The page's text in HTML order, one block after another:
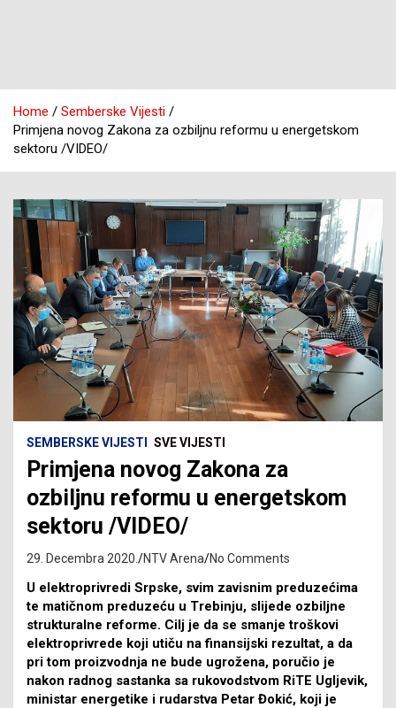
Home
Semberske Vijesti
Primjena novog Zakona za ozbiljnu reformu u energetskom
sektoru /VIDEO/
SEMBERSKE VIJESTI SVE VIJESTI
Primjena novog Zakona za
ozbiljnu reformu u energetskom
sektoru /VIDEO/
29. Decembra 2020. NTV Arena No Comments
U elektroprivredi Srpske, svim zavisnim preduzećima
te matičnom preduzeću u Trebinju, slijede ozbiljne
strukturalne reforme. Cilj je da se smanje troškovi
elektroprivrede koji utiču na finansijski rezultat, a da
pri tom proizvodnja ne bude ugrožena, poručio je
nakon radnog sastanka sa rukovodstvom RiTE Ugljevik,
ministar energetike i rudarstva Petar Đokić, koji je